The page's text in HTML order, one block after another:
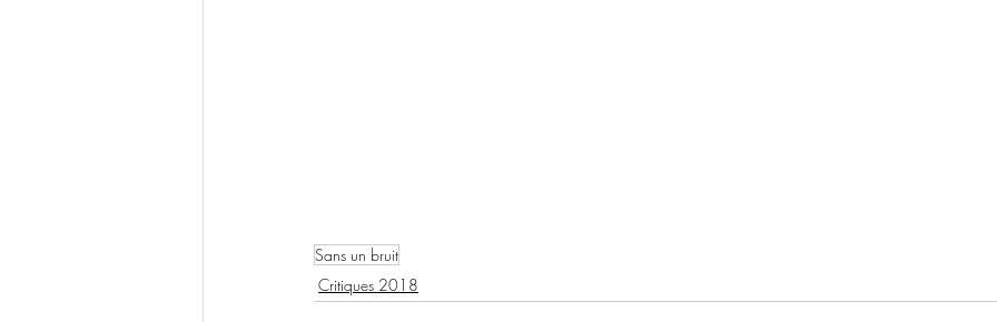
Sans un bruit
Critiques 2018